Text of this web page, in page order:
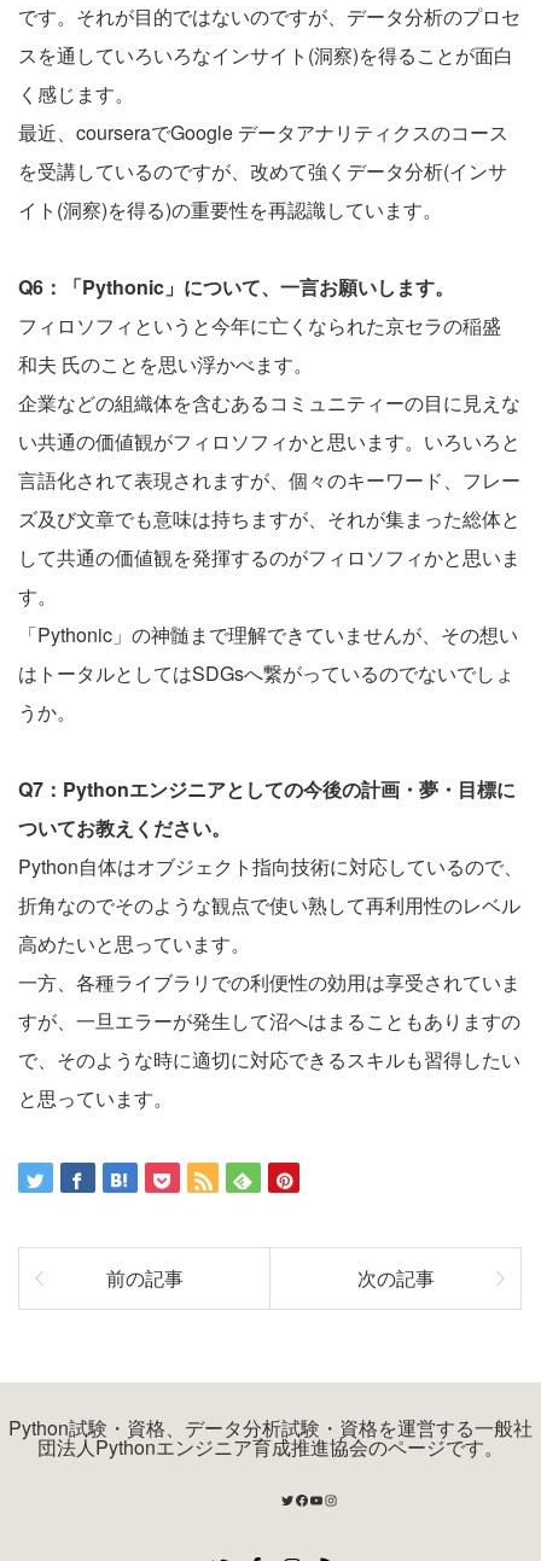
です。それが目的ではないのですが、データ分析のプロセ
スを通していろいろなインサイト(洞察)を得ることが面白
く感じます。
最近、courseraでGoogle データアナリティクスのコース
を受講しているのですが、改めて強くデータ分析(インサ
イト(洞察)を得る)の重要性を再認識しています。
Q6：「Pythonic」について、一言お願いします。
フィロソフィというと今年に亡くなられた京セラの稲盛
和夫 氏のことを思い浮かべます。
企業などの組織体を含むあるコミュニティーの目に見えな
い共通の価値観がフィロソフィかと思います。いろいろと
言語化されて表現されますが、個々のキーワード、フレー
ズ及び文章でも意味は持ちますが、それが集まった総体と
して共通の価値観を発揮するのがフィロソフィかと思いま
す。
「Pythonic」の神髄まで理解できていませんが、その想い
はトータルとしてはSDGsへ繋がっているのでないでしょ
うか。
Q7：Pythonエンジニアとしての今後の計画・夢・目標に
ついてお教えください。
Python自体はオブジェクト指向技術に対応しているので、
折角なのでそのような観点で使い熟して再利用性のレベル
高めたいと思っています。
一方、各種ライブラリでの利便性の効用は享受されていま
すが、一旦エラーが発生して沼へはまることもありますの
で、そのような時に適切に対応できるスキルも習得したい
と思っています。
前の記事 次の記事
Python試験・資格、データ分析試験・資格を運営する一般社
団法人Pythonエンジニア育成推進協会のページです。
Twitter
Facebook
YouTube
Instagram
RSS